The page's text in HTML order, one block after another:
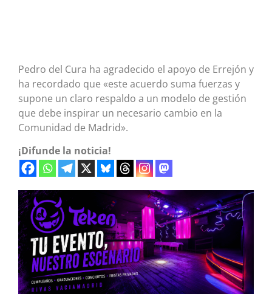
Pedro del Cura ha agradecido el apoyo de Errejón y
ha recordado que «este acuerdo suma fuerzas y
supone un claro respaldo a un modelo de gestión
que debe inspirar un necesario cambio en la
Comunidad de Madrid».
¡Difunde la noticia!